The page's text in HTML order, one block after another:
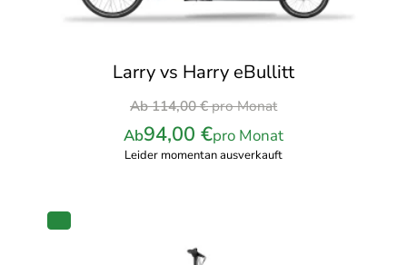
Larry vs Harry eBullitt
Ab114,00€pro Monat
Ursprünglicher
Preis
war:
Ab94,00 €pro Monat
Leider momentan ausverkauft
PRODUKT